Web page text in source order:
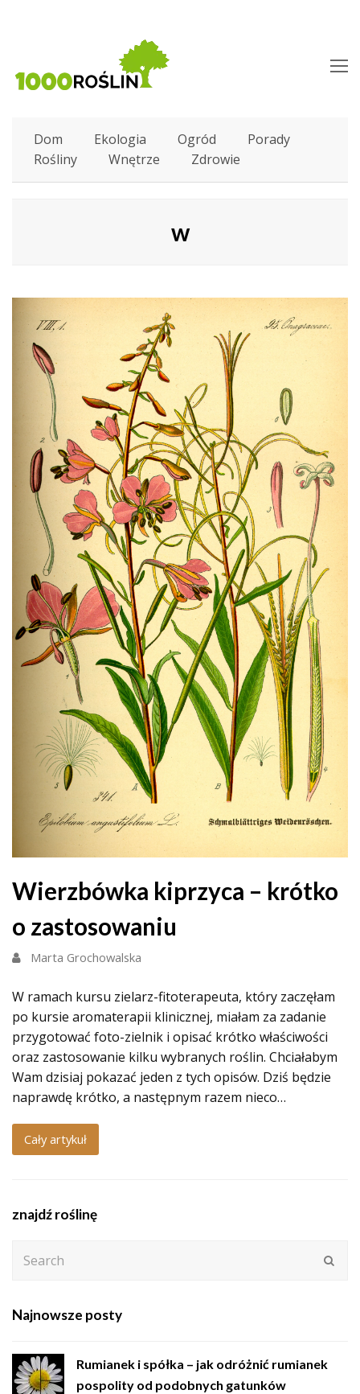
Dom Ekologia Ogród
Porady
Rośliny
Wnętrze Zdrowie
w
Wierzbówka kiprzyca – krótko
o zastosowaniu
Marta Grochowalska
W ramach kursu zielarz-fitoterapeuta, który zaczęłam
po kursie aromaterapii klinicznej, miałam za zadanie
przygotować foto-zielnik i opisać krótko właściwości
oraz zastosowanie kilku wybranych roślin. Chciałabym
Wam dzisiaj pokazać jeden z tych opisów. Dziś będzie
naprawdę krótko, a następnym razem nieco…
Cały artykuł
znajdź roślinę
Najnowsze posty
Rumianek i spółka – jak odróżnić rumianek
pospolity od podobnych gatunków